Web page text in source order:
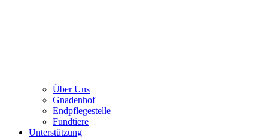
Über Uns
Gnadenhof
Endpflegestelle
Fundtiere
Unterstützung